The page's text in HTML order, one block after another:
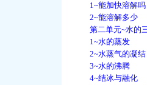
1~能加快溶解吗
2~能溶解多少
第二单元~水的
1~水的蒸发
2~水蒸气的凝结
3~水的沸腾
4~结冰与融化